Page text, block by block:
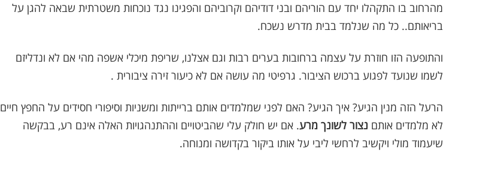
מהרחוב בו התקהלו יחד עם הוריהם ובני דודיהם וקרוביהם והפגינו נגד נוכחות משטרתית שבאה להגן על
בריאותם.. כל מה שנלמד בבית מדרש נשכח.
והתופעה הזו חוזרת על עצמה ברחובות בערים רבות וגם אצלנו, שריפת מיכלי אשפה מהי אם לא ונדליזם
לשמו שנועד לפגוע ברכוש הציבור. גרפיטי מה עושה אם לא כיעור זירה ציבורית .
הרעל הזה מנין הגיע? איך הגיע? האם לפני שמלמדים אותם ברייתות ומשניות וסיפורי חסידים על החפץ חיים
לא מלמדים אותם נצור לשונך מרע. אם יש חולק עלי שהביטויים וההתנהגויות האלה אינם רע, בבקשה
שיעמוד מולי ויקשיב לרחשי ליבי על אותו ביקור בקדושה ומנוחה.